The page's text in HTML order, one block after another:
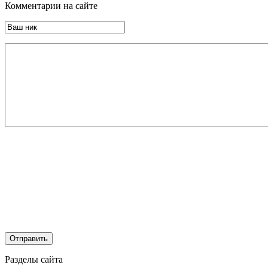
Комментарии на сайте
Разделы сайта